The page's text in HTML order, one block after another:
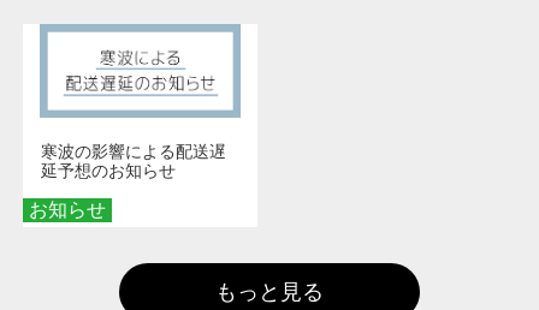
お知らせ
寒波の影響による配送遅
延予想のお知らせ
もっと見る